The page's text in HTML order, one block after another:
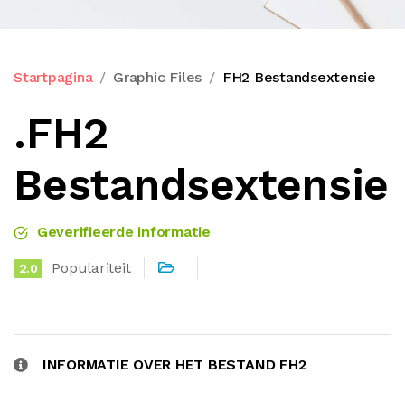
Startpagina Graphic Files FH2 Bestandsextensie
.FH2
Bestandsextensie
Geverifieerde informatie
2.0 Populariteit
INFORMATIE OVER HET BESTAND FH2